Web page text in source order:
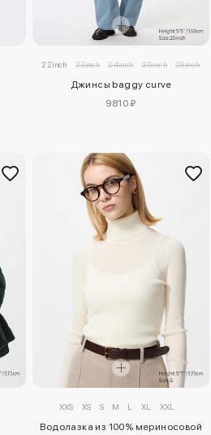
22inch 23inch 24inch 25inch 26inch
Джинсы baggy curve
9810 ₽
XXS XS S M L XL XXL
Водолазка из 100% мериносовой